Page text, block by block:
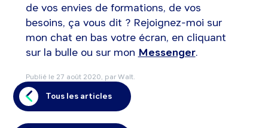
Tous les articles
de vos envies de formations, de vos
besoins, ça vous dit ? Rejoignez-moi sur
mon chat en bas votre écran, en cliquant
sur la bulle ou sur mon Messenger.
Publié le 27 août 2020 , par Walt.